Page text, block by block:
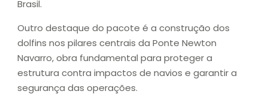
Brasil.
Outro destaque do pacote é a construção dos
dolfins nos pilares centrais da Ponte Newton
Navarro, obra fundamental para proteger a
estrutura contra impactos de navios e garantir a
segurança das operações.